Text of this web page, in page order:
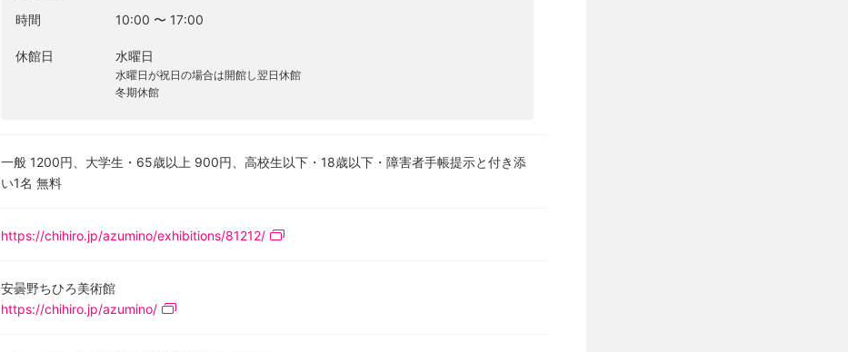
時間
10:00 〜 17:00
休館日 水曜日
水曜日が祝日の場合は開館し翌日休館
冬期休館
一般 1200円、大学生・65歳以上 900円、高校生以下・18歳以下・障害者手帳提示と付き添
い1名 無料
https://chihiro.jp/azumino/exhibitions/81212/
安曇野ちひろ美術館
https://chihiro.jp/azumino/